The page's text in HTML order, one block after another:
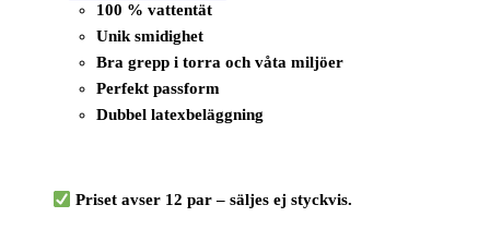
100 % vattentät
Unik smidighet
Bra grepp i torra och våta miljöer
Perfekt passform
Dubbel latexbeläggning
Priset avser 12 par – säljes ej styckvis.